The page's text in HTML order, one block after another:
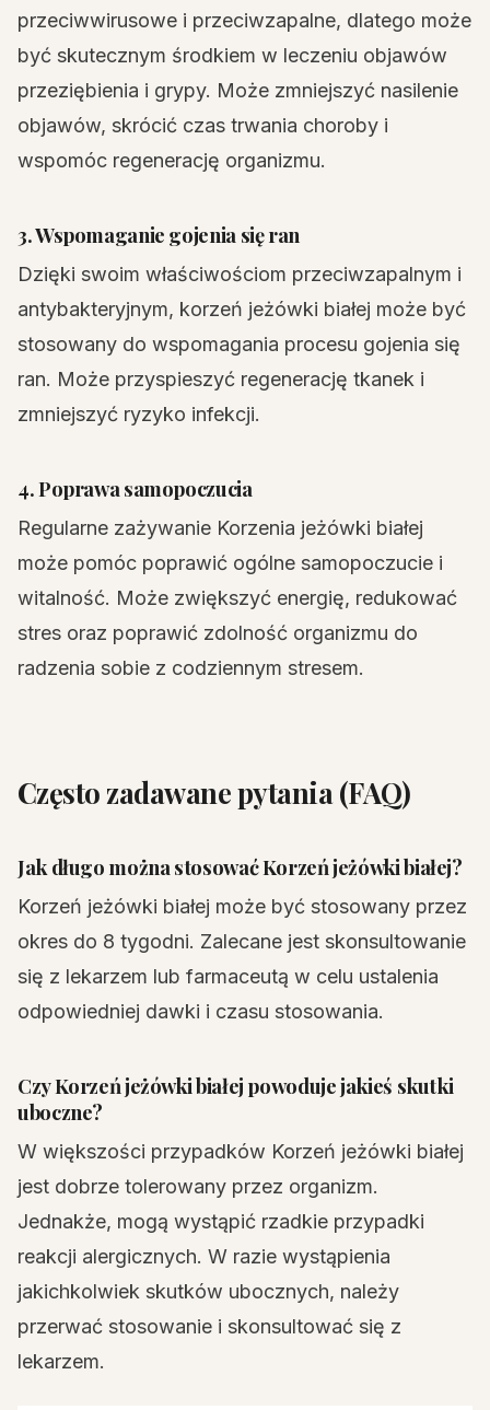
przeciwwirusowe i przeciwzapalne, dlatego może
być skutecznym środkiem w leczeniu objawów
przeziębienia i grypy. Może zmniejszyć nasilenie
objawów, skrócić czas trwania choroby i
wspomóc regenerację organizmu.
3. Wspomaganie gojenia się ran
Dzięki swoim właściwościom przeciwzapalnym i
antybakteryjnym, korzeń jeżówki białej może być
stosowany do wspomagania procesu gojenia się
ran. Może przyspieszyć regenerację tkanek i
zmniejszyć ryzyko infekcji.
4. Poprawa samopoczucia
Regularne zażywanie Korzenia jeżówki białej
może pomóc poprawić ogólne samopoczucie i
witalność. Może zwiększyć energię, redukować
stres oraz poprawić zdolność organizmu do
radzenia sobie z codziennym stresem.
Często zadawane pytania (FAQ)
Jak długo można stosować Korzeń jeżówki białej?
Korzeń jeżówki białej może być stosowany przez
okres do 8 tygodni. Zalecane jest skonsultowanie
się z lekarzem lub farmaceutą w celu ustalenia
odpowiedniej dawki i czasu stosowania.
Czy Korzeń jeżówki białej powoduje jakieś skutki
uboczne?
W większości przypadków Korzeń jeżówki białej
jest dobrze tolerowany przez organizm.
Jednakże, mogą wystąpić rzadkie przypadki
reakcji alergicznych. W razie wystąpienia
jakichkolwiek skutków ubocznych, należy
przerwać stosowanie i skonsultować się z
lekarzem.